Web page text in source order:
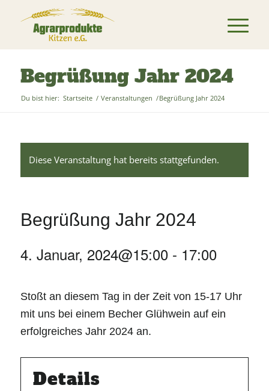
Begrüßung Jahr 2024
Du bist hier: Startseite / Veranstaltungen /Begrüßung Jahr 2024
Diese Veranstaltung hat bereits stattgefunden.
Begrüßung Jahr 2024
4. Januar, 2024@15:00- 17:00
Stoßt an diesem Tag in der Zeit von 15-17 Uhr
mit uns bei einem Becher Glühwein auf ein
erfolgreiches Jahr 2024 an.
Details